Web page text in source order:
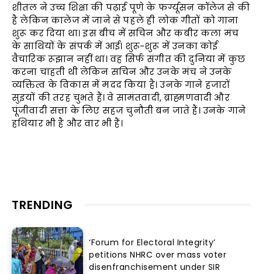
शीतल ने उच्च शिक्षा की पढ़ाई पूणे के फर्ग्यूसन कॉलेज से की
है लेकिन कालेज में जाने से पहले ही लोक गीतों को गाना
शुरू कर दिया था। इस बीच में सचिन और कबीर कला मंच
के साथियों के संपर्क में आई। शुरू-शुरू में उनका कोई
वैचारिक रूझान नहीं था। वह सिर्फ संगीत की दुनिया में कुछ
करना चाहती थी लेकिन सचिन और उनके मंच ने उनके
व्यक्तित्व के विकास में मदद किया है। उनके गाने हजारों
सुइयों की तरह चुभते हैं। वे सामंतवादी, ब्राह्मणवादी और
पूंजीवादी सत्ता के लिए सहज चुनौती बन जाते हैं। उनके गाने
हथियार भी है और वार भी हैं।
TRENDING
‘Forum for Electoral Integrity’
petitions NHRC over mass voter
disenfranchisement under SIR